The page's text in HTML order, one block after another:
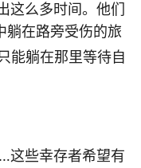
这么多时间。他们
躺在路旁受伤的旅
能躺在那里等待自
些幸存者希望有